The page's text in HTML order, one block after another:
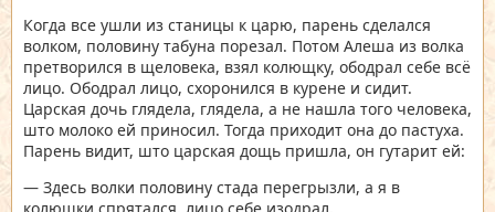
Когда все ушли из станицы к царю, парень сделался
волком, половину табуна порезал. Потом Алеша из волка
претворился в щеловека, взял колющку, ободрал себе всё
лицо. Ободрал лицо, схоронился в курене и сидит.
Царская дочь глядела, глядела, а не нашла того человека,
што молоко ей приносил. Тогда приходит она до пастуха.
Парень видит, што царская дощь пришла, он гутарит ей:
— Здесь волки половину стада перегрызли, а я в